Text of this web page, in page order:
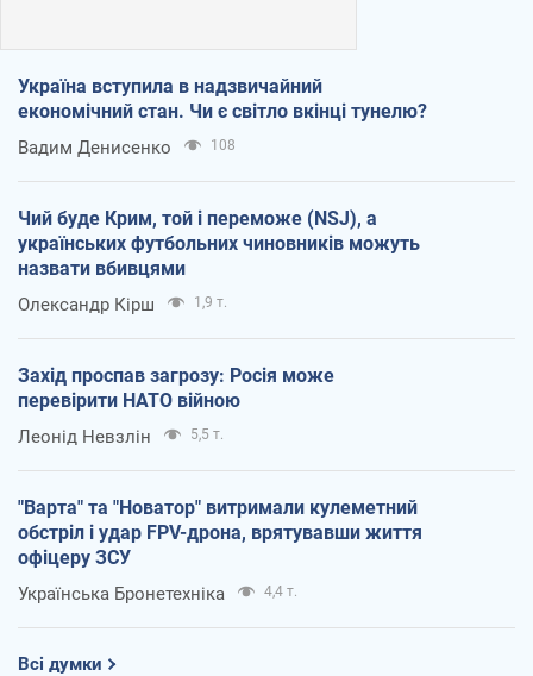
Україна вступила в надзвичайний
економічний стан. Чи є світло вкінці тунелю?
Вадим Денисенко 108
Чий буде Крим, той і переможе (NSJ), а
українських футбольних чиновників можуть
назвати вбивцями
Олександр Кірш 1,9 т.
Захід проспав загрозу: Росія може
перевірити НАТО війною
Леонід Невзлін 5,5 т.
"Варта" та "Новатор" витримали кулеметний
обстріл і удар FPV-дрона, врятувавши життя
офіцеру ЗСУ
Українська Бронетехніка 4,4 т.
Всі думки